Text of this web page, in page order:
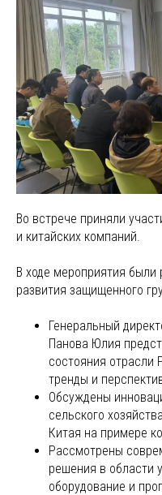
Во встрече приняли
и китайских компаний.
В ходе мероприятия
развития защищенного
Генеральный
Панова Юлия
состояния отрасли
тренды и
Обсуждены
сельского
Китая на примере
Рассмотрены
решения в области
оборудование и